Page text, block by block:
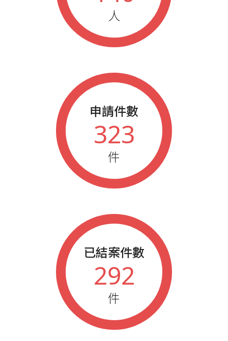
人
申請件數
323
件
已結案件數
292
件